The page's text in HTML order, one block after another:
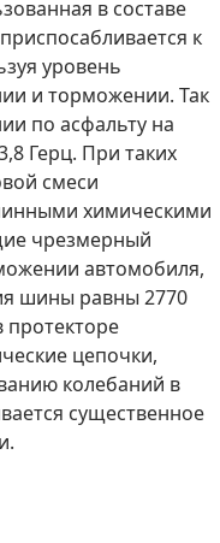
в составе
к
уровень
и торможении. Так
по асфальту на
Герц. При таких
смеси
химическими
чрезмерный
автомобиля,
шины равны 2770
протекторе
цепочки,
колебаний в
существенное